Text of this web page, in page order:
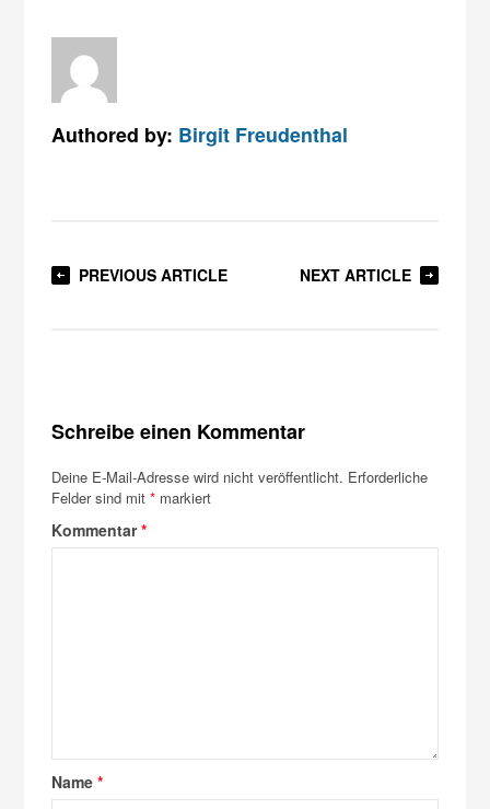
Authored by: Birgit Freudenthal
PREVIOUS ARTICLE NEXT ARTICLE
Schreibe einen Kommentar
Deine E-Mail-Adresse wird nicht veröffentlicht. Erforderliche
Felder sind mit* markiert
Kommentar*
Name*